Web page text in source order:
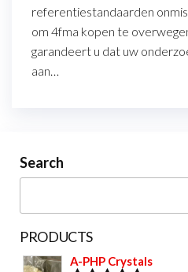
referentiestandaarden
om 4fma kopen te
garandeert u dat uw
aan…
Search
PRODUCTS
A-PHP Crystals